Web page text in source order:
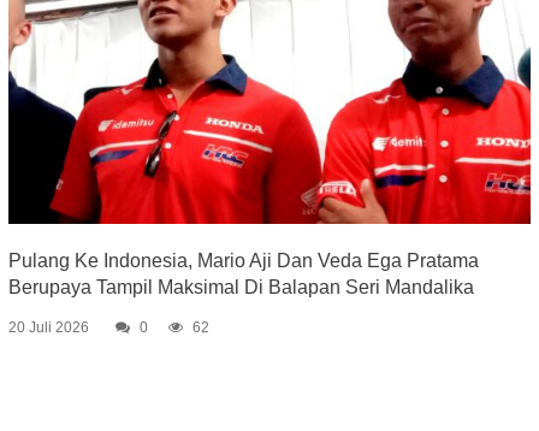
Pulang Ke Indonesia, Mario Aji Dan Veda Ega Pratama
Berupaya Tampil Maksimal Di Balapan Seri Mandalika
20 Juli 2026 0 62